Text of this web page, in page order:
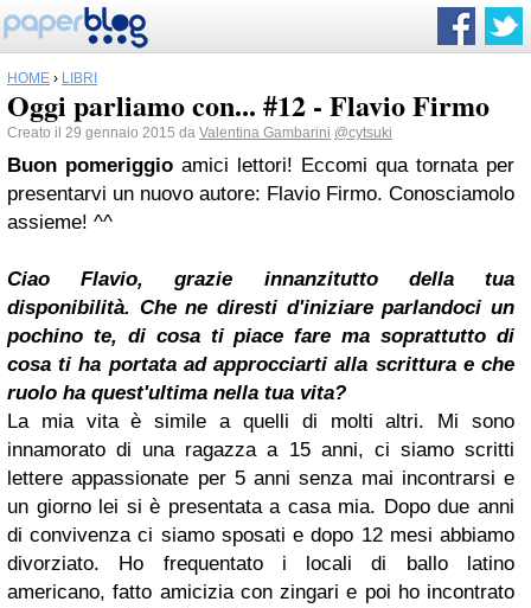
HOME › LIBRI
Oggi parliamo con... #12 - Flavio Firmo
Creato il 29 gennaio 2015 da Valentina Gambarini @cytsuki
Buon pomeriggio amici lettori! Eccomi qua tornata per
presentarvi un nuovo autore: Flavio Firmo. Conosciamolo
assieme! ^^
Ciao Flavio, grazie innanzitutto della tua
disponibilità. Che ne diresti d'iniziare parlandoci un
pochino te, di cosa ti piace fare ma soprattutto di
cosa ti ha portata ad approcciarti alla scrittura e che
ruolo ha quest'ultima nella tua vita?
La mia vita è simile a quelli di molti altri. Mi sono
innamorato di una ragazza a 15 anni, ci siamo scritti
lettere appassionate per 5 anni senza mai incontrarsi e
un giorno lei si è presentata a casa mia. Dopo due anni
di convivenza ci siamo sposati e dopo 12 mesi abbiamo
divorziato. Ho frequentato i locali di ballo latino
americano, fatto amicizia con zingari e poi ho incontrato